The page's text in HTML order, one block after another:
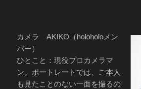
カメラ AKIKO（holoholoメン
バー）
ひとこと：現役プロカメラマ
ン。ポートレートでは、ご本人
も見たことのない一面を撮るの